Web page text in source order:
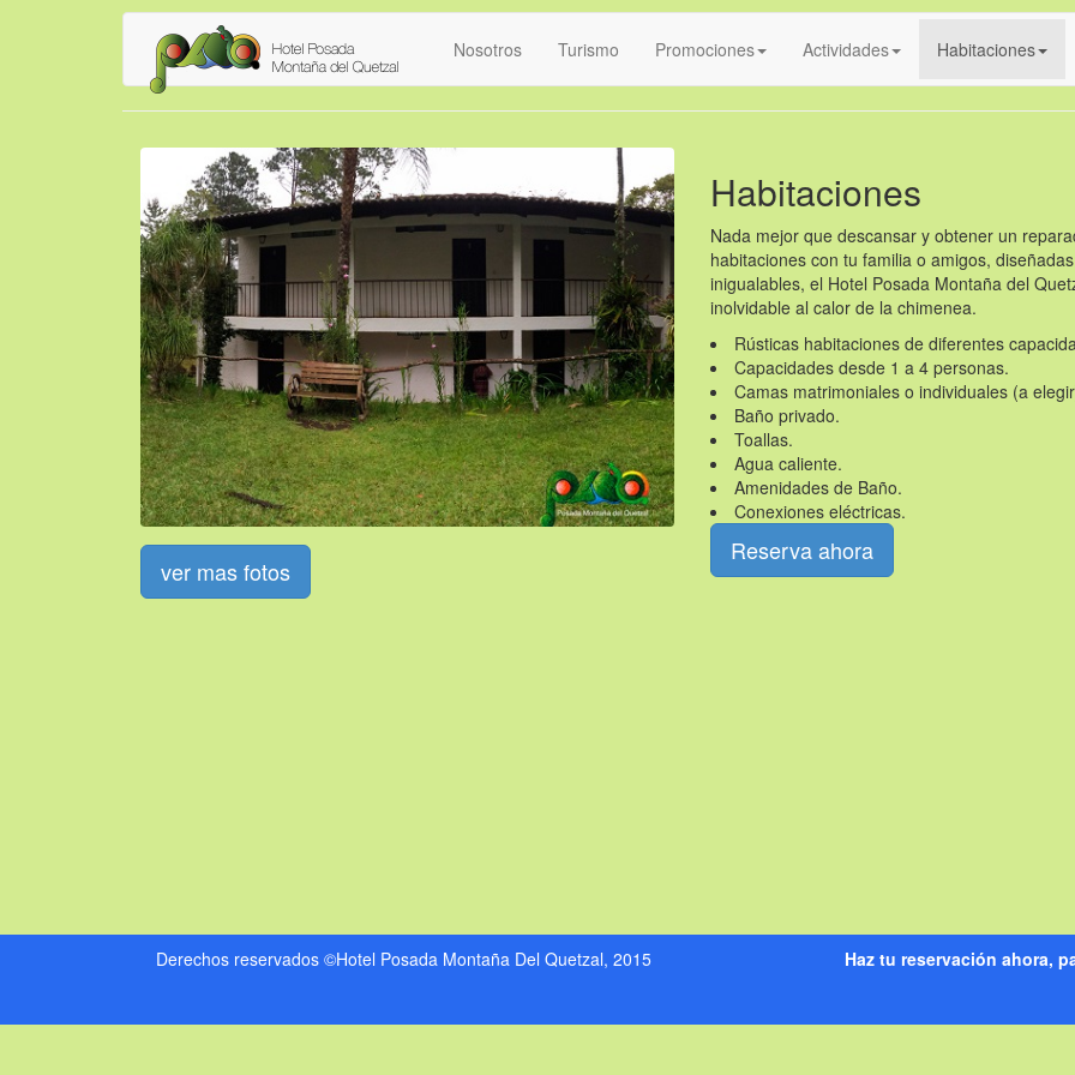
Nosotros Turismo Promociones Actividades Habitaciones
ver mas fotos
Habitaciones
Nada mejor que descansar y obtener un
habitaciones con tu familia o amigos,
inigualables, el Hotel Posada Montaña del
inolvidable al calor de la chimenea.
Rústicas habitaciones de diferentes
Capacidades desde 1 a 4 personas.
Camas matrimoniales o individuales (a
Baño privado.
Toallas.
Agua caliente.
Amenidades de Baño.
Conexiones eléctricas.
Reserva ahora
Derechos reservados ©Hotel Posada Montaña Del Quetzal, 2015 Haz tu reservación ahora,